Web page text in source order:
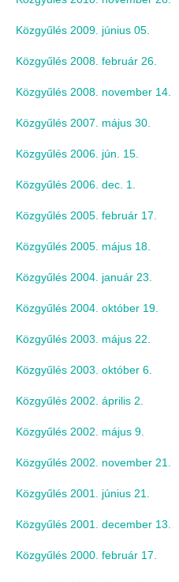
Közgyűlés 2009. június 05.
Közgyűlés 2008. február 26.
Közgyűlés 2008. november 14.
Közgyűlés 2007. május 30.
Közgyűlés 2006. jún. 15.
Közgyűlés 2006. dec. 1.
Közgyűlés 2005. február 17.
Közgyűlés 2005. május 18.
Közgyűlés 2004. január 23.
Közgyűlés 2004. október 19.
Közgyűlés 2003. május 22.
Közgyűlés 2003. október 6.
Közgyűlés 2002. április 2.
Közgyűlés 2002. május 9.
Közgyűlés 2002. november 21.
Közgyűlés 2001. június 21.
Közgyűlés 2001. december 13.
Közgyűlés 2000. február 17.